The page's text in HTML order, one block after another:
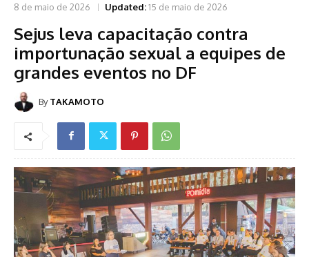
8 de maio de 2026 Updated:15 de maio de 2026
Sejus leva capacitação contra
importunação sexual a equipes de
grandes eventos no DF
By TAKAMOTO